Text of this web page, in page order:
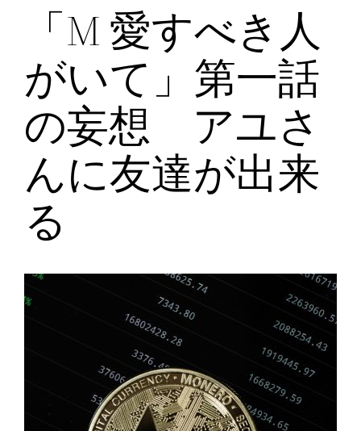
「M 愛すべき人
がいて」第一話
の妄想 アユさ
んに友達が出来
る